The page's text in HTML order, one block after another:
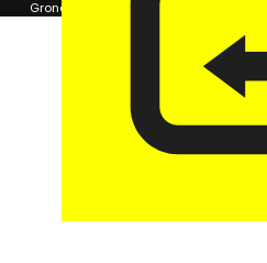
Grondposities
365Beheer & GaragePark